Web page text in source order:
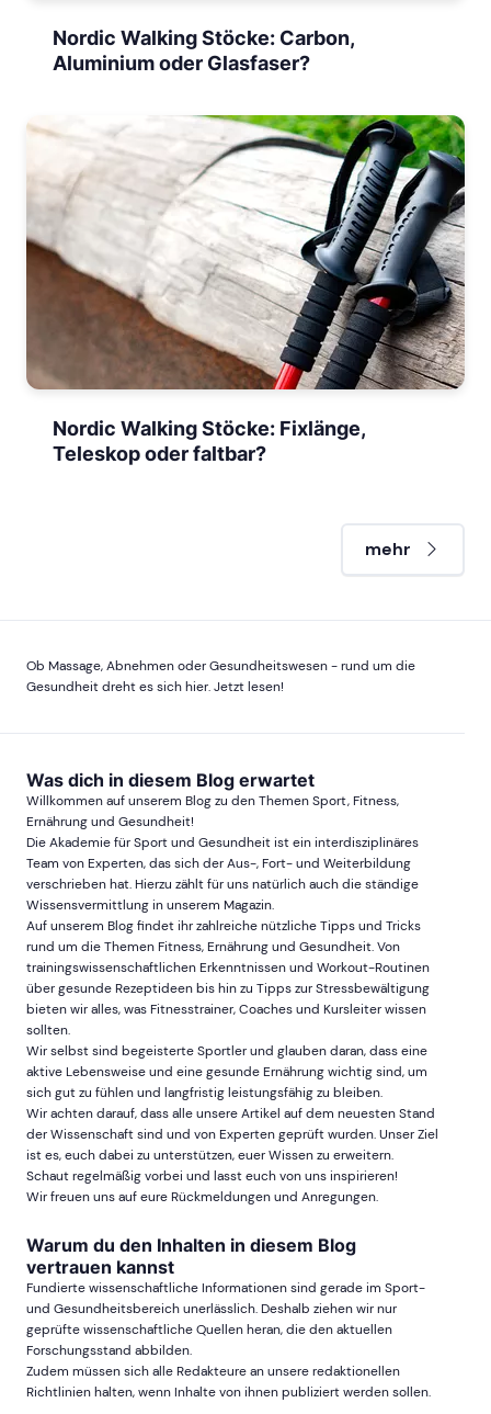
Nordic Walking Stöcke: Carbon,
Aluminium oder Glasfaser?
Nordic Walking Stöcke: Fixlänge,
Teleskop oder faltbar?
mehr
Ob Massage, Abnehmen oder Gesundheitswesen - rund um die
Gesundheit dreht es sich hier. Jetzt lesen!
Was dich in diesem Blog erwartet
Willkommen auf unserem Blog zu den Themen Sport, Fitness,
Ernährung und Gesundheit!
Die Akademie für Sport und Gesundheit ist ein interdisziplinäres
Team von Experten, das sich der Aus-, Fort- und Weiterbildung
verschrieben hat. Hierzu zählt für uns natürlich auch die ständige
Wissensvermittlung in unserem Magazin.
Auf unserem Blog findet ihr zahlreiche nützliche Tipps und Tricks
rund um die Themen Fitness, Ernährung und Gesundheit. Von
trainingswissenschaftlichen Erkenntnissen und Workout-Routinen
über gesunde Rezeptideen bis hin zu Tipps zur Stressbewältigung
bieten wir alles, was Fitnesstrainer, Coaches und Kursleiter wissen
sollten.
Wir selbst sind begeisterte Sportler und glauben daran, dass eine
aktive Lebensweise und eine gesunde Ernährung wichtig sind, um
sich gut zu fühlen und langfristig leistungsfähig zu bleiben.
Wir achten darauf, dass alle unsere Artikel auf dem neuesten Stand
der Wissenschaft sind und von Experten geprüft wurden. Unser Ziel
ist es, euch dabei zu unterstützen, euer Wissen zu erweitern.
Schaut regelmäßig vorbei und lasst euch von uns inspirieren!
Wir freuen uns auf eure Rückmeldungen und Anregungen.
Warum du den Inhalten in diesem Blog
vertrauen kannst
Fundierte wissenschaftliche Informationen sind gerade im Sport-
und Gesundheitsbereich unerlässlich. Deshalb ziehen wir nur
geprüfte wissenschaftliche Quellen heran, die den aktuellen
Forschungsstand abbilden.
Zudem müssen sich alle Redakteure an unsere redaktionellen
Richtlinien halten, wenn Inhalte von ihnen publiziert werden sollen.